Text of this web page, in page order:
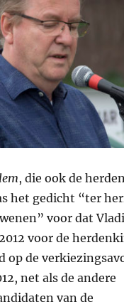
, die ook de
het gedicht “ter
voor dat
voor de
op de
net als de andere
van de